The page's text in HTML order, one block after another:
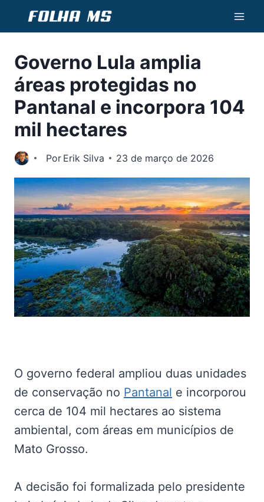
Conteúdo
Governo Lula amplia
áreas protegidas no
Pantanal e incorpora 104
mil hectares
Por Erik Silva 23 de março de 2026
O governo federal ampliou duas unidades
de conservação no Pantanal e incorporou
cerca de 104 mil hectares ao sistema
ambiental, com áreas em municípios de
Mato Grosso.
A decisão foi formalizada pelo presidente